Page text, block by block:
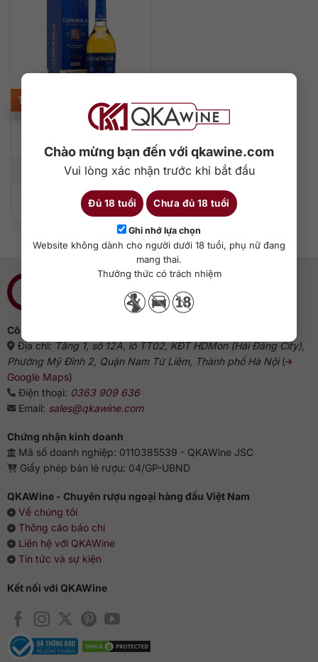
Chào mừng bạn đến với qkawine.com
Vui lòng xác nhận trước khi bắt đầu
Đủ 18 tuổi Chưa đủ 18 tuổi
Ghi nhớ lựa chọn
Website không dành cho người dưới 18 tuổi, phụ nữ đang
mang thai.
Thưởng thức có trách nhiệm
Glenmorangie 15 –
Batch 2
1.630.000
700 ml 43%
Thêm vào giỏ hàng
Công ty cổ phần QKAWine
Địa chỉ:Tầng 1, số 12A, lô TT02, KĐT HDMon (Hải Đăng City),
Phường Mỹ Đình 2, Quận Nam Từ Liêm, Thành phố Hà Nội(
Google Maps)
Điện thoại: 0363 909 636
Email: sales@qkawine.com
Chứng nhận kinh doanh
Mã số doanh nghiệp: 0110385539 - QKAWine JSC
Giấy phép bán lẻ rượu: 04/GP-UBND
QKAWine - Chuyên rượu ngoại hàng đầu Việt Nam
Về chúng tôi
Thông cáo báo chí
Liên hệ với QKAWine
Tin tức và sự kiện
Kết nối với QKAWine